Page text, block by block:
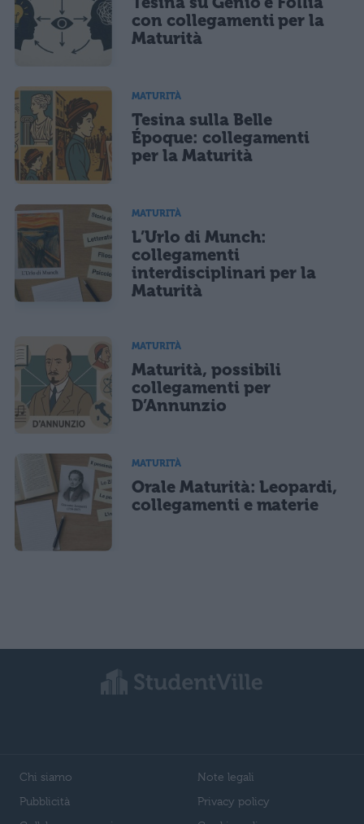
con collegamenti per la
Maturità
MATURITÀ
Tesina sulla Belle
Époque: collegamenti
per la Maturità
MATURITÀ
L’Urlo di Munch:
collegamenti
interdisciplinari per la
Maturità
MATURITÀ
Maturità, possibili
collegamenti per
D’Annunzio
MATURITÀ
Orale Maturità: Leopardi,
collegamenti e materie
Chi siamo
Pubblicità
Note legali
Privacy policy